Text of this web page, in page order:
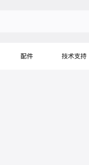
配件 技术支持